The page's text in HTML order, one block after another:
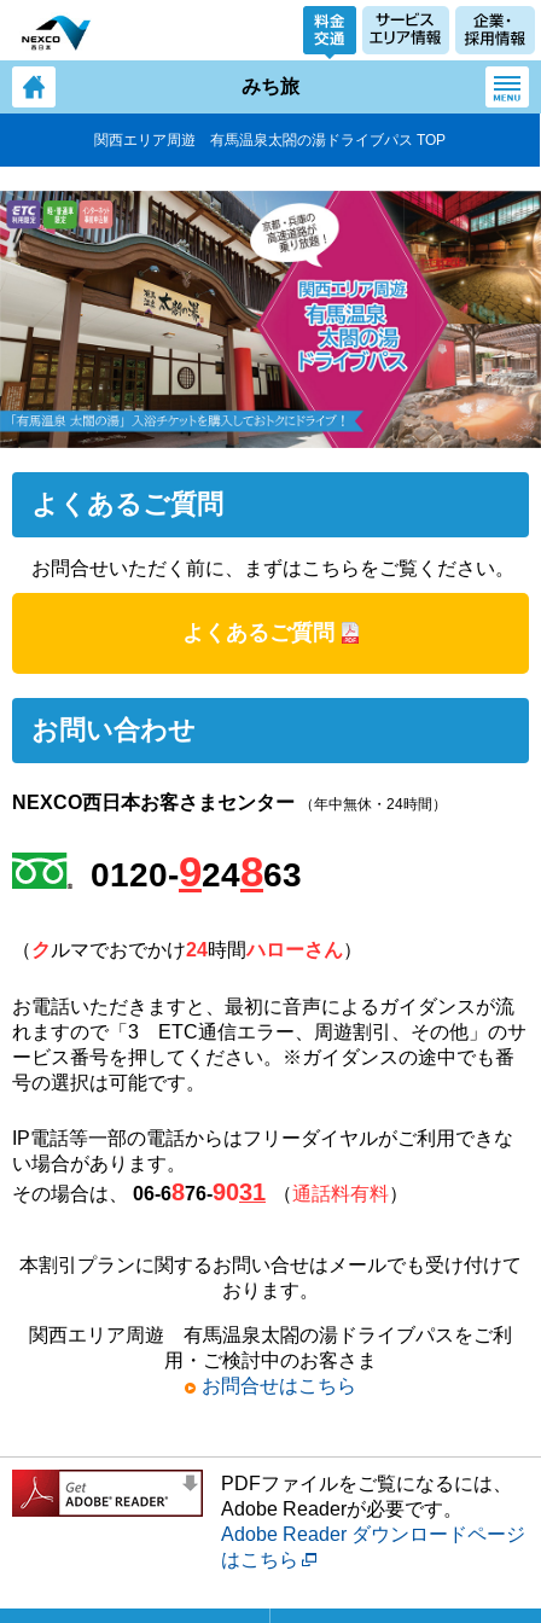
みち旅
関西エリア周遊 有馬温泉太閤の湯ドライブパス TOP
よくあるご質問
お問合せいただく前に、まずはこちらをご覧ください。
よくあるご質問
お問い合わせ
NEXCO西日本お客さまセンター （年中無休・24時間）
0120-924863
（ク ルマでおでかけ24時間ハローさん）
お電話いただきますと、最初に音声によるガイダンスが流
れますので「3 ETC通信エラー、周遊割引、その他」のサ
ービス番号を押してください。※ガイダンスの途中でも番
号の選択は可能です。
IP電話等一部の電話からはフリーダイヤルがご利用できな
い場合があります。
その場合は、 06-6876-9031 （通話料有料）
本割引プランに関するお問い合せはメールでも受け付けて
おります。
関西エリア周遊 有馬温泉太閤の湯ドライブパスをご利
用・ご検討中のお客さま
お問合せはこちら
PDFファイルをご覧になるには、
Adobe Readerが必要です。
Adobe Reader ダウンロードページ
はこちら